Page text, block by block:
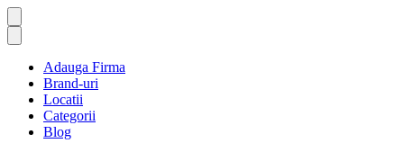
Adauga Firma
Brand-uri
Locatii
Categorii
Blog